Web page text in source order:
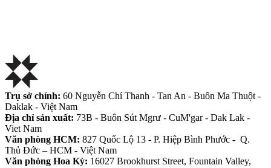
Trụ sở chính: 60 Nguyễn Chí Thanh - Tan An - Buôn Ma Thuột -
Daklak - Việt Nam
Địa chỉ sản xuất: 73B - Buôn Sút Mgrư - CuM'gar - Dak Lak -
Viet Nam
Văn phòng HCM: 827 Quốc Lộ 13 - P. Hiệp Bình Phước - Q.
Thủ Đức – HCM - Việt Nam
Văn phòng Hoa Kỳ: 16027 Brookhurst Street, Fountain Valley,